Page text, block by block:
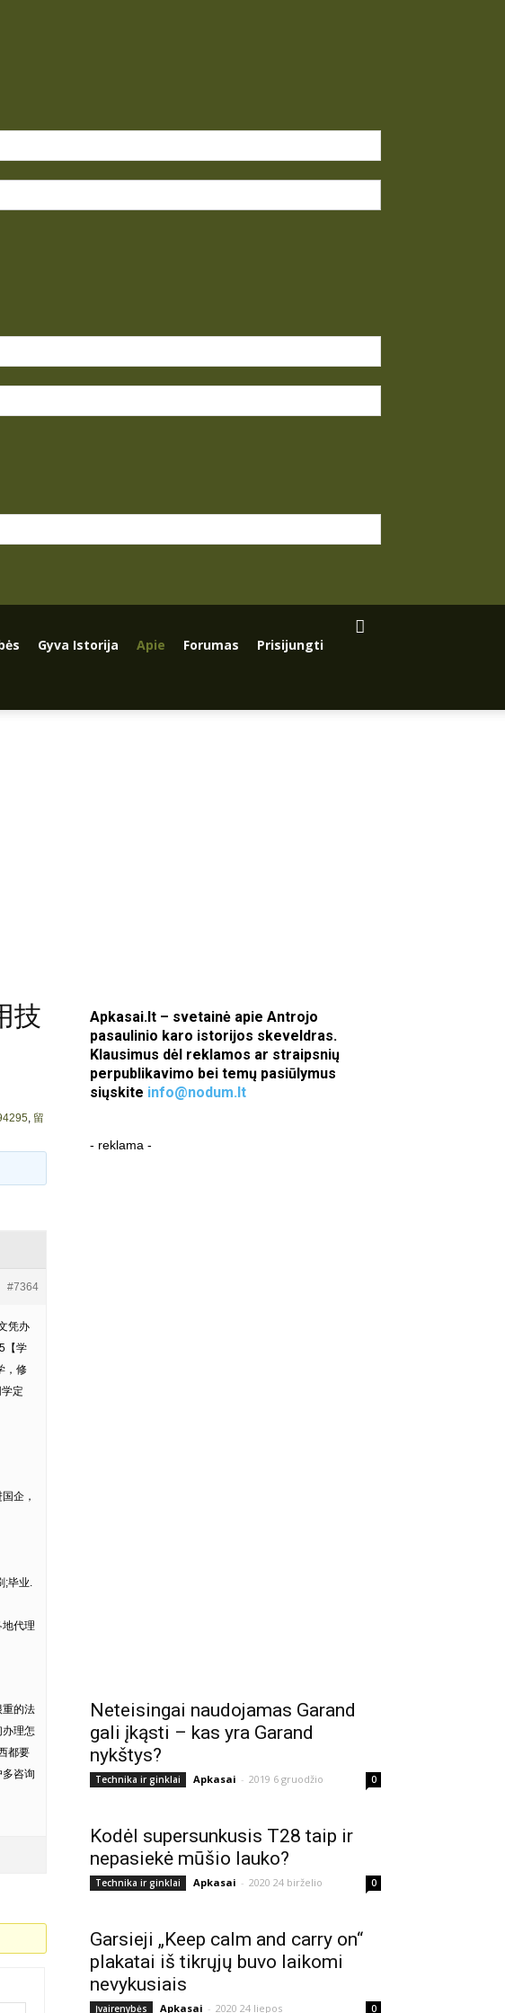
Gyva Istorija Apie Forumas Prisijungti
技
, 留
#7364
凭办
【学
，修
定
企，
;毕业.
代理
重的法
办理怎
都要
咨询
Apkasai.lt – svetainė apie Antrojo
pasaulinio karo istorijos skeveldras.
Klausimus dėl reklamos ar straipsnių
perpublikavimo bei temų pasiūlymus
siųskite info@nodum.lt
- reklama -
Neteisingai naudojamas Garand
gali įkąsti – kas yra Garand
nykštys?
Technika ir ginklai Apkasai - 2019 6 gruodžio 0
Kodėl supersunkusis T28 taip ir
nepasiekė mūšio lauko?
Technika ir ginklai Apkasai - 2020 24 birželio 0
Garsieji „Keep calm and carry on“
plakatai iš tikrųjų buvo laikomi
nevykusiais
Įvairenybės Apkasai - 2020 24 liepos 0